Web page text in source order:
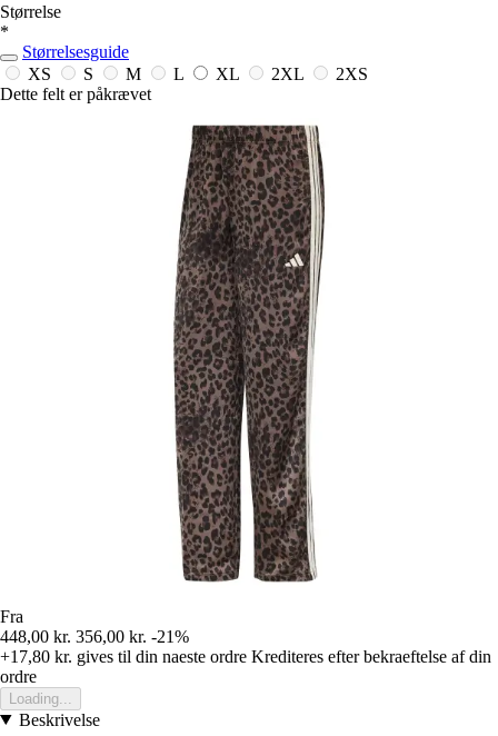
Størrelse
*
Størrelsesguide
XS
S M L XL 2XL
2XS
Dette felt er påkrævet
Fra
448,00 kr. 356,00 kr. -21%
+17,80 kr. gives til din naeste ordre Krediteres efter bekraeftelse af din
ordre
Loading...
Beskrivelse